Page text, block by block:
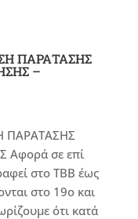
ΠΑΡΑΤΑΣΗΣ
–
ΠΑΡΑΤΑΣΗΣ
Αφορά σε επί
στο ΤΒΒ έως
στο 19ο και
ότι κατά